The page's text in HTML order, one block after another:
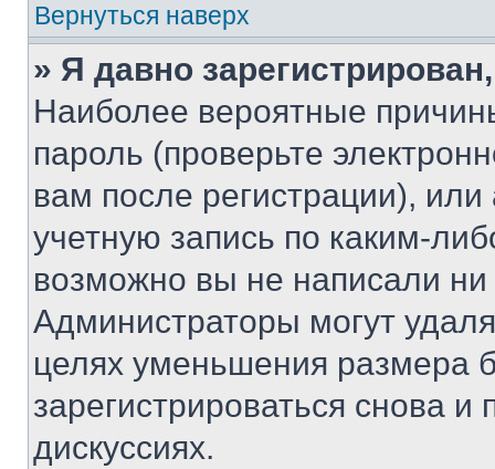
Вернуться наверх
» Я давно
Наиболее вероятные
пароль (проверьте
вам после регистрации),
учетную запись по каким-
возможно вы не написали
Администраторы могут
целях уменьшения размера
зарегистрироваться снова и
дискуссиях.